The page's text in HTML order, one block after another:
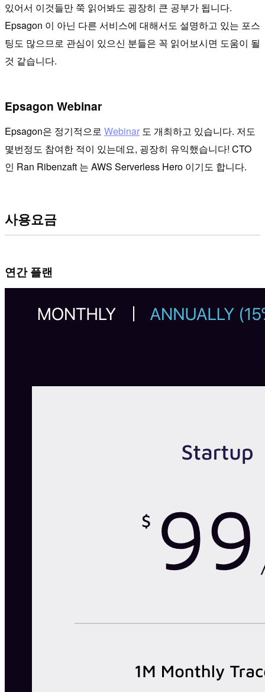
있어서 이것들만 쭉 읽어봐도 굉장히 큰 공부가 됩니다.
Epsagon 이 아닌 다른 서비스에 대해서도 설명하고 있는 포스
팅도 많으므로 관심이 있으신 분들은 꼭 읽어보시면 도움이 될
것 같습니다.
Epsagon Webinar
Epsagon은 정기적으로 Webinar 도 개최하고 있습니다. 저도
몇번정도 참여한 적이 있는데요, 굉장히 유익했습니다! CTO
인 Ran Ribenzaft 는 AWS Serverless Hero 이기도 합니다.
사용요금
연간 플랜